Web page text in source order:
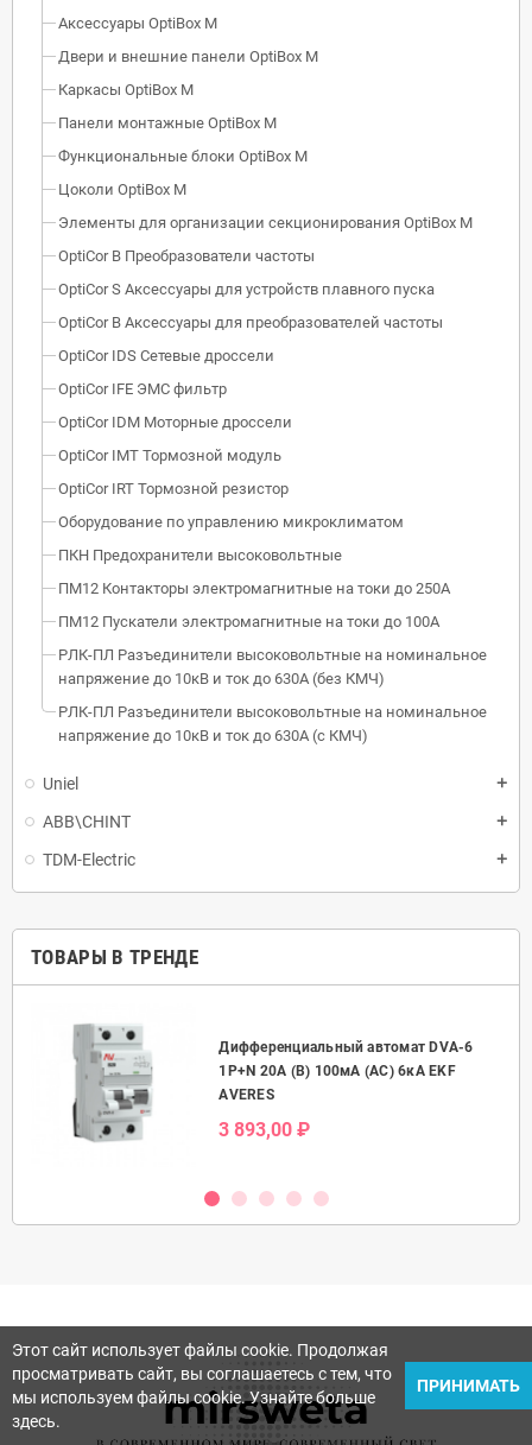
Аксессуары OptiBox M
Двери и внешние панели OptiBox M
Каркасы OptiBox M
Панели монтажные OptiBox M
Функциональные блоки OptiBox M
Цоколи OptiBox M
Элементы для организации секционирования OptiBox M
OptiCor B Преобразователи частоты
OptiCor S Аксессуары для устройств плавного пуска
OptiCor B Аксессуары для преобразователей частоты
OptiCor IDS Сетевые дроссели
OptiCor IFE ЭМС фильтр
OptiCor IDM Моторные дроссели
OptiCor IМТ Тормозной модуль
OptiCor IRT Тормозной резистор
Оборудование по управлению микроклиматом
ПКН Предохранители высоковольтные
ПМ12 Контакторы электромагнитные на токи до 250А
ПМ12 Пускатели электромагнитные на токи до 100А
РЛК-ПЛ Разъединители высоковольтные на номинальное
напряжение до 10кВ и ток до 630А (без КМЧ)
РЛК-ПЛ Разъединители высоковольтные на номинальное
напряжение до 10кВ и ток до 630А (с КМЧ)
Uniel
ABB\CHINT
TDM-Electric
ТОВАРЫ В ТРЕНДЕ
Дифференциальный автомат DVA-6
1P+N 20А (B) 100мА (AC) 6кА EKF
AVERES
3 893,00 ₽
Этот сайт использует файлы cookie. Продолжая
просматривать сайт, вы соглашаетесь с тем, что
мы используем файлы cookie. Узнайте больше
здесь.
ПРИНИМАТЬ